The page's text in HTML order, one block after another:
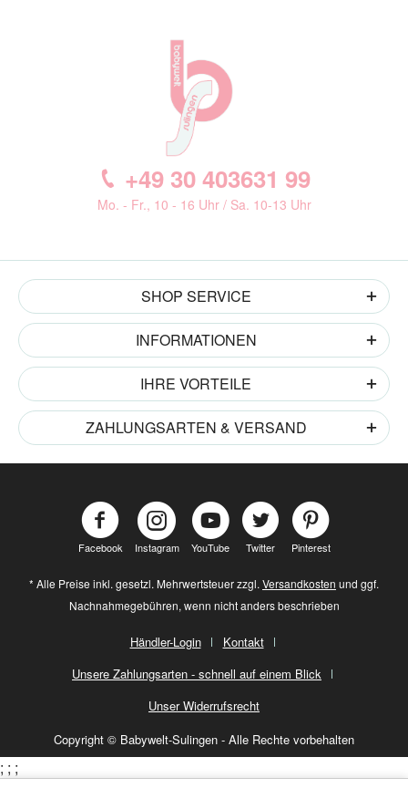
+49 30 403631 99
Mo. - Fr., 10 - 16 Uhr / Sa. 10-13 Uhr
SHOP SERVICE
INFORMATIONEN
IHRE VORTEILE
ZAHLUNGSARTEN & VERSAND
Facebook Instagram YouTube Twitter Pinterest
* Alle Preise inkl. gesetzl. Mehrwertsteuer zzgl. Versandkosten und ggf.
Nachnahmegebühren, wenn nicht anders beschrieben
Händler-Login
Kontakt
Unsere Zahlungsarten - schnell auf einem Blick
Unser Widerrufsrecht
Copyright © Babywelt-Sulingen - Alle Rechte vorbehalten
; ; ;